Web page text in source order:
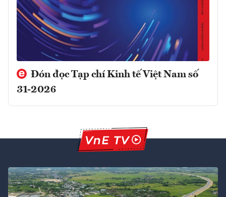
Đón đọc Tạp chí Kinh tế Việt Nam số
31-2026